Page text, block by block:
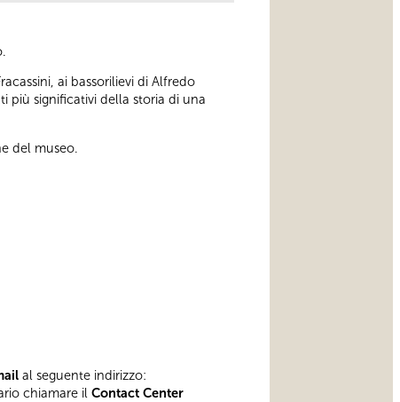
ai bassorilievi di Alfredo
più significativi della storia di una
del museo.
al seguente indirizzo:
chiamare il Contact Center